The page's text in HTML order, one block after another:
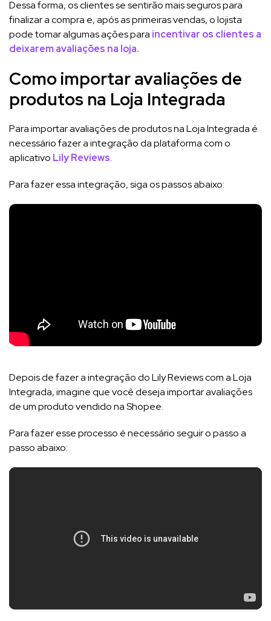
Dessa forma, os clientes se sentirão mais seguros para
finalizar a compra e, após as primeiras vendas, o lojista
pode tomar algumas ações para incentivar os clientes a
deixarem avaliações na loja.
Como importar avaliações de
produtos na Loja Integrada
Para importar avaliações de produtos na Loja Integrada é
necessário fazer a integração da plataforma com o
aplicativo Lily Reviews.
Para fazer essa integração, siga os passos abaixo:
Depois de fazer a integração do Lily Reviews com a Loja
Integrada, imagine que você deseja importar avaliações
de um produto vendido na Shopee.
Para fazer esse processo é necessário seguir o passo a
passo abaixo: